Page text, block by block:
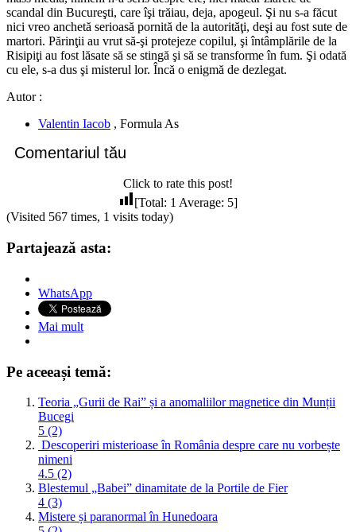
scandal din Bucu­reşti, care îşi trăiau, deja, apogeul. Şi nu s-a făcut
nici vreo anchetă serioasă pornită de la autorităţi, deşi au fost sute de
mar­tori. Părinţii au vrut să-şi protejeze copilul, şi în­tâm­plările de la
Risipiţi au fost lăsate să se stingă şi să se transforme în fum. Şi odată
cu ele, s-a dus şi misterul lor. Încă o enig­mă de dezlegat.
Autor :
Valentin Iacob , Formula As
Comentariul tău
Click to rate this post!
[Total: 1 Average: 5]
(Visited 567 times, 1 visits today)
Partajează asta:
WhatsApp
Mai mult
Pe aceeași temă:
Teoria „Gurii de Rai” și a anomaliilor magnetice din Munții
Bucegi
5 (2)
Descoperiri misterioase în România despre care nu vorbește
nimeni
4.5 (2)
Blestemul „Babei” dinamitate de la Portile de Fier
4 (3)
Mistere și paranormal în Hunedoara